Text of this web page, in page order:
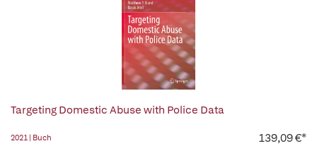
Targeting Domestic Abuse with Police Data
2021 | Buch 139,09 €*